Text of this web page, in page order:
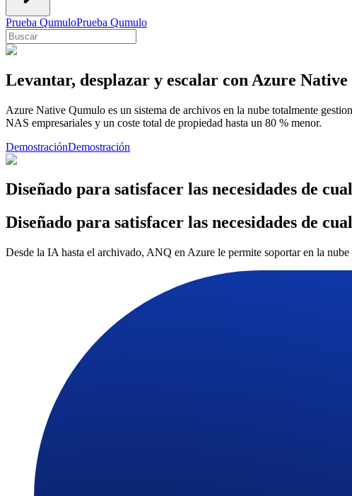
Prueba QumuloPrueba Qumulo
Levantar, desplazar y escalar con Azure
Azure Native Qumulo es un sistema de archivos en la nube totalmente
NAS empresariales y un coste total de propiedad hasta un 80 % menor.
DemostraciónDemostración
Diseñado para satisfacer las necesidades de
Diseñado para satisfacer las necesidades de
Desde la IA hasta el archivado, ANQ en Azure le permite soportar en la